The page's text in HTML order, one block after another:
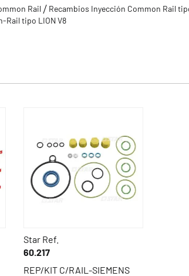
Rail
Recambios Inyección Common Rail
Rail tipo LION V8
Star Ref.
60.217
REP/KIT C/RAIL-SIEMENS